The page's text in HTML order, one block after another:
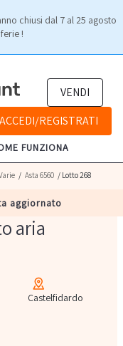
chiusi dal 7 al 25 agosto
!
VENDI
ACCEDI/REGISTRATI
FUNZIONA
aggiornato
/ Asta 6560 / Lotto 268
aria
Castelfidardo